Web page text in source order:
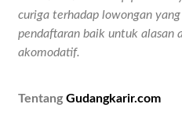
curiga terhadap lowongan
pendaftaran baik untuk alasan
akomodatif.
TentangGudangkarir.com